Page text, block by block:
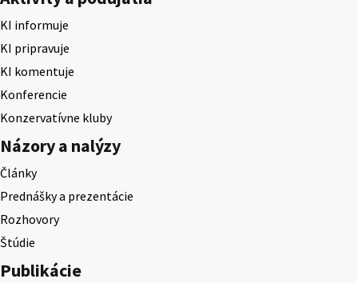
KI informuje
KI pripravuje
KI komentuje
Konferencie
Konzervatívne kluby
Názory a nalýzy
Články
Prednášky a prezentácie
Rozhovory
Štúdie
Publikácie